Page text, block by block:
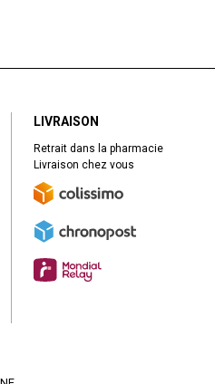
LIVRAISON
Retrait dans la pharmacie
Livraison chez vous